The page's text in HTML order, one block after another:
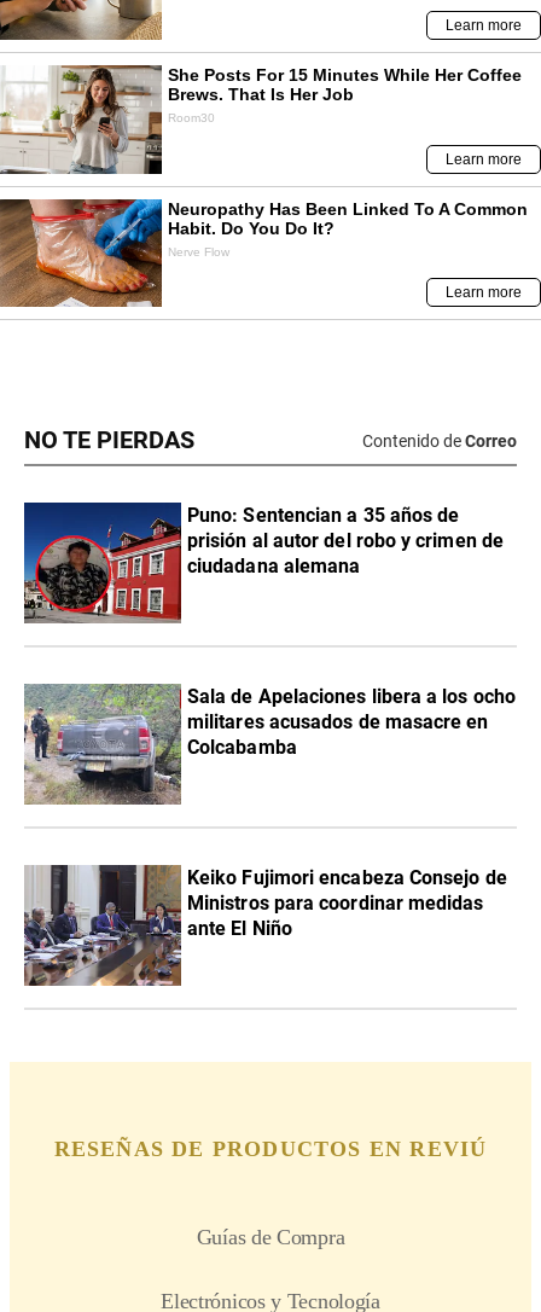
NO TE PIERDAS Contenido deCorreo
Puno: Sentencian a 35 años de
prisión al autor del robo y crimen de
ciudadana alemana
Sala de Apelaciones libera a los ocho
militares acusados de masacre en
Colcabamba
Keiko Fujimori encabeza Consejo de
Ministros para coordinar medidas
ante El Niño